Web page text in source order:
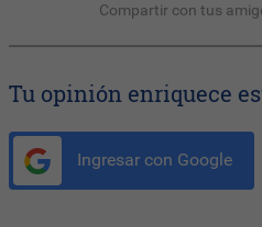
Compartir con tus
Tu opinión enriquece
Ingresar con Google